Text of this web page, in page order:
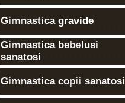
Gimnastica gravide
Gimnastica bebelusi
sanatosi
Gimnastica copii sanatosi